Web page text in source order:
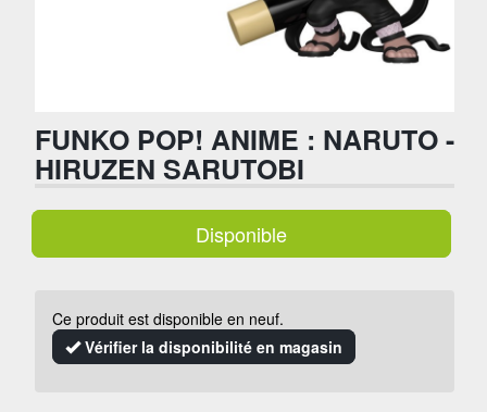
FUNKO POP! ANIME : NARUTO -
HIRUZEN SARUTOBI
Disponible
Ce produit est disponible en neuf.
Vérifier la disponibilité en magasin